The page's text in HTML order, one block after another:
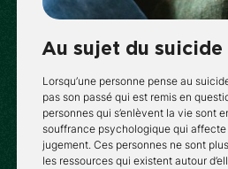
Au sujet du suicide
Lorsqu’une personne pense au
pas son passé qui est remis en
personnes qui s’enlèvent la vie sont
souffrance psychologique qui
jugement. Ces personnes ne sont
les ressources qui existent autour